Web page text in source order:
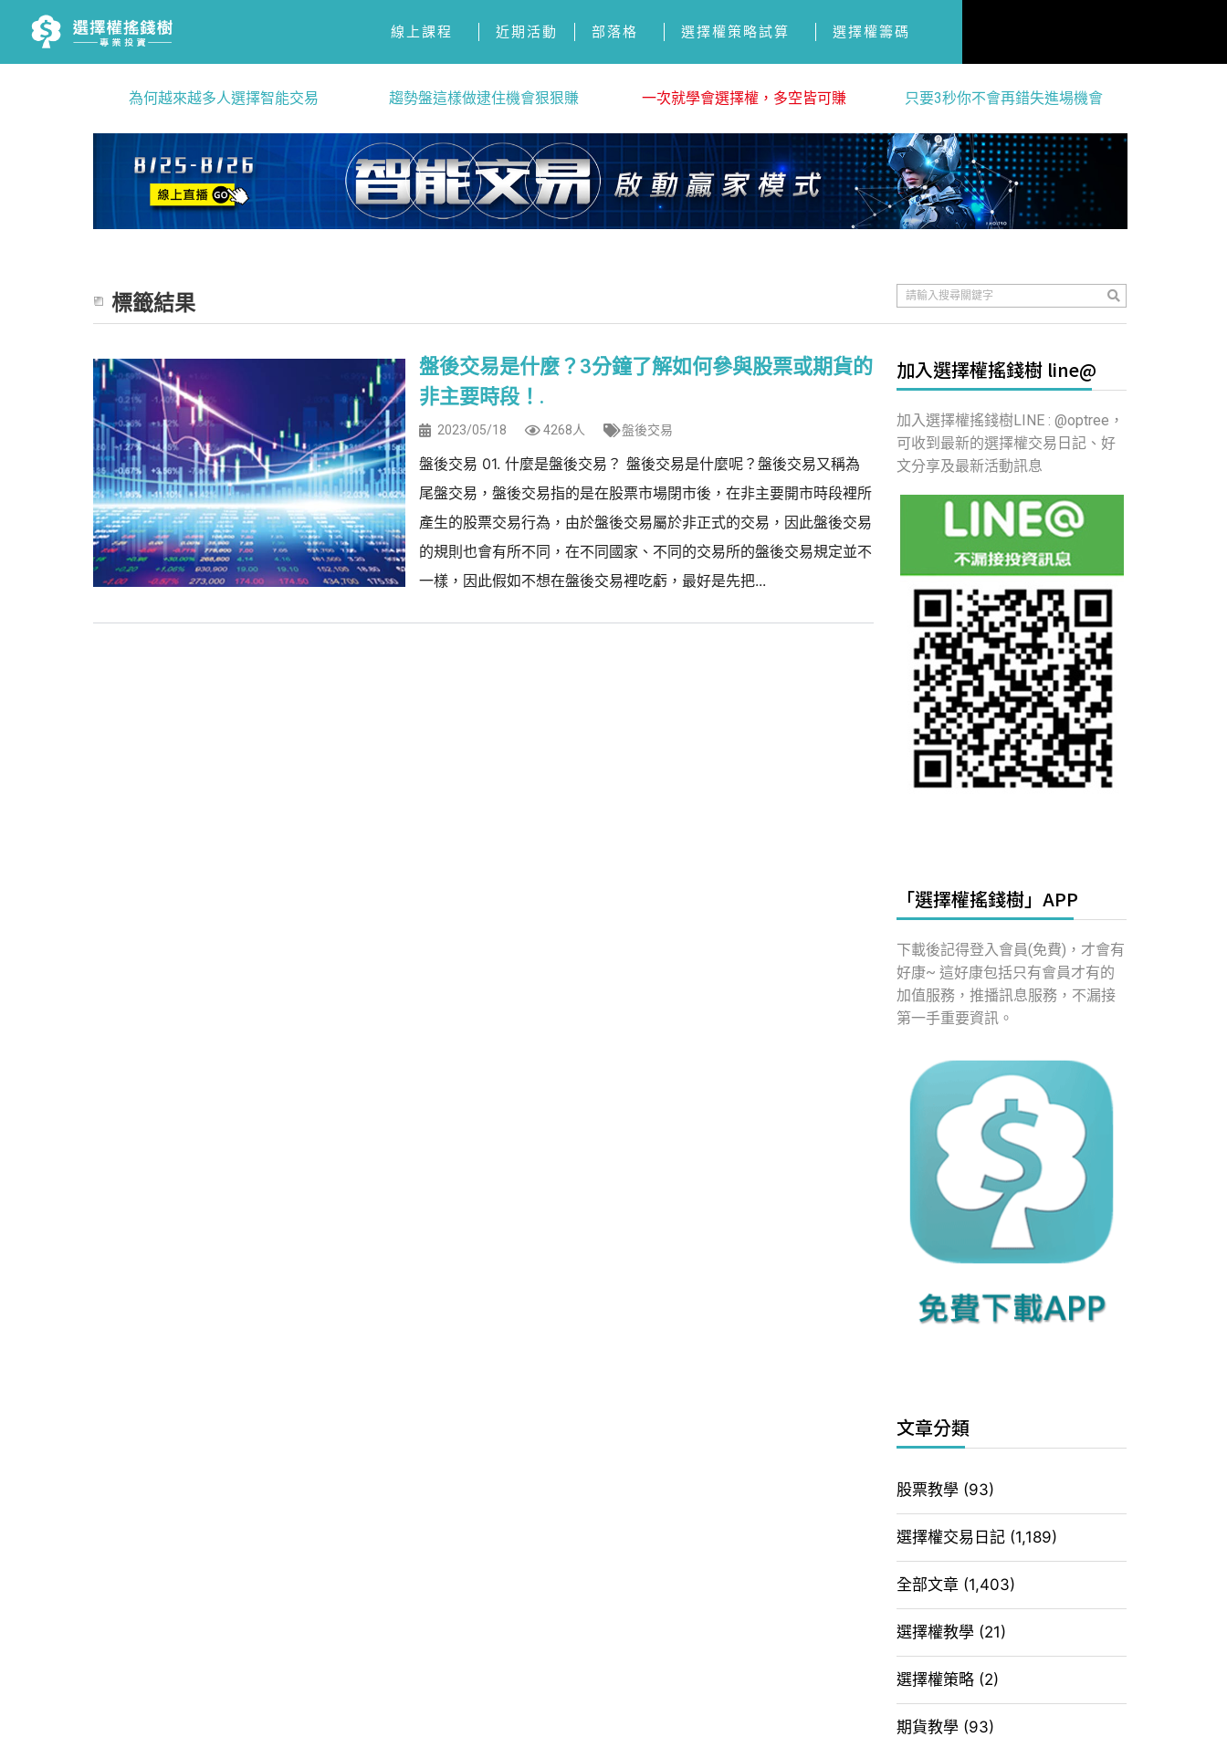
線上課程 近期活動 部落格 選擇權策略試算 選擇權籌碼
為何越來越多人選擇智能交易 趨勢盤這樣做逮住機會狠狠賺 一次就學會選擇權，多空皆可賺 只要3秒你不會再錯失進場機會
標籤結果
盤後交易是什麼？3分鐘了解如何參與股票或期貨的
非主要時段！.
2023/05/18 4268人 盤後交易
盤後交易 01. 什麼是盤後交易？ 盤後交易是什麼呢？盤後交易又稱為
尾盤交易，盤後交易指的是在股票市場閉市後，在非主要開市時段裡所
產生的股票交易行為，由於盤後交易屬於非正式的交易，因此盤後交易
的規則也會有所不同，在不同國家、不同的交易所的盤後交易規定並不
一樣，因此假如不想在盤後交易裡吃虧，最好是先把...
加入選擇權搖錢樹 line@
加入選擇權搖錢樹LINE : @optree，
可收到最新的選擇權交易日記、好
文分享及最新活動訊息
「選擇權搖錢樹」APP
下載後記得登入會員(免費)，才會有
好康~ 這好康包括只有會員才有的
加值服務，推播訊息服務，不漏接
第一手重要資訊。
文章分類
股票教學 (93)
選擇權交易日記 (1,189)
全部文章 (1,403)
選擇權教學 (21)
選擇權策略 (2)
期貨教學 (93)